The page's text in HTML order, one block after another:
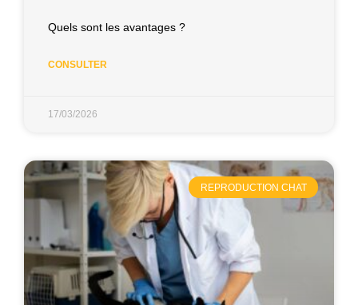
Quels sont les avantages ?
CONSULTER
17/03/2026
REPRODUCTION CHAT